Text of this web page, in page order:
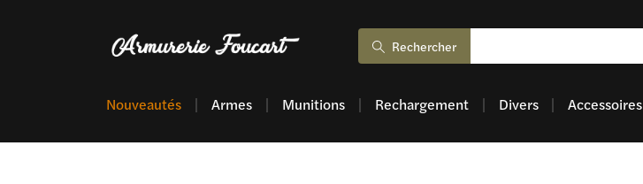
Rechercher
Nouveautés Armes Munitions Rechargement Divers Accessoires